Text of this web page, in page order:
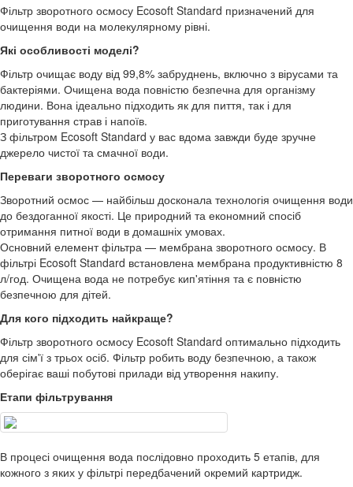
Фільтр зворотного осмосу Ecosoft Standard призначений для
очищення води на молекулярному рівні.
Які особливості моделі?
Фільтр очищає воду від 99,8% забруднень, включно з вірусами та
бактеріями. Очищена вода повністю безпечна для організму
людини. Вона ідеально підходить як для пиття, так і для
приготування страв і напоїв.
З фільтром Ecosoft Standard у вас вдома завжди буде зручне
джерело чистої та смачної води.
Переваги зворотного осмосу
Зворотний осмос — найбільш досконала технологія очищення води
до бездоганної якості. Це природний та економний спосіб
отримання питної води в домашніх умовах.
Основний елемент фільтра — мембрана зворотного осмосу. В
фільтрі Ecosoft Standard встановлена мембрана продуктивністю 8
л/год. Очищена вода не потребує кип'ятіння та є повністю
безпечною для дітей.
Для кого підходить найкраще?
Фільтр зворотного осмосу Ecosoft Standard оптимально підходить
для сім'ї з трьох осіб. Фільтр робить воду безпечною, а також
оберігає ваші побутові прилади від утворення накипу.
Етапи фільтрування
В процесі очищення вода послідовно проходить 5 етапів, для
кожного з яких у фільтрі передбачений окремий картридж.